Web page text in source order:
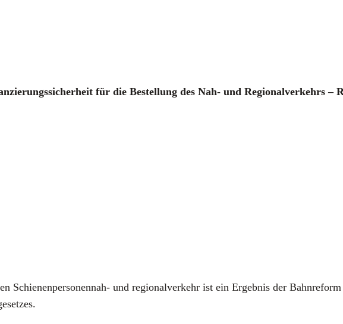
für die Bestel­lung des Nah- und Regio­nal­ver­kehrs –
Schie­nen­per­so­nen­nah- und regio­nal­ver­kehr ist ein Ergeb­nis der